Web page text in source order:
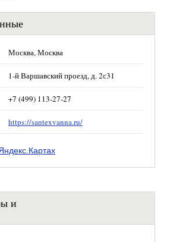
Москва, Москва
1-й Варшавский проезд, д. 2с31
+7 (499) 113-27-27
https://santexvanna.ru/
и